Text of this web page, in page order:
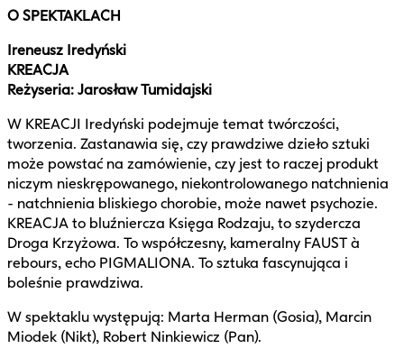
O SPEKTAKLACH
Ireneusz Iredyński
KREACJA
Reżyseria: Jarosław Tumidajski
W KREACJI Iredyński podejmuje temat twórczości,
tworzenia. Zastanawia się, czy prawdziwe dzieło sztuki
może powstać na zamówienie, czy jest to raczej produkt
niczym nieskrępowanego, niekontrolowanego natchnienia
- natchnienia bliskiego chorobie, może nawet psychozie.
KREACJA to bluźniercza Księga Rodzaju, to szydercza
Droga Krzyżowa. To współczesny, kameralny FAUST à
rebours, echo PIGMALIONA. To sztuka fascynująca i
boleśnie prawdziwa.
W spektaklu występują: Marta Herman (Gosia), Marcin
Miodek (Nikt), Robert Ninkiewicz (Pan).